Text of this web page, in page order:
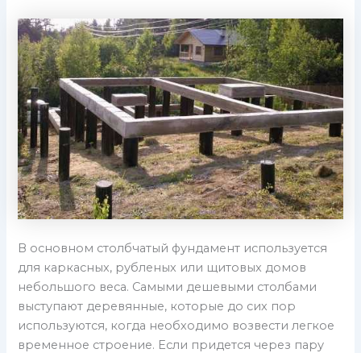
В основном столбчатый фундамент используется
для каркасных, рубленых или щитовых домов
небольшого веса. Самыми дешевыми столбами
выступают деревянные, которые до сих пор
используются, когда необходимо возвести легкое
временное строение. Если придется через пару